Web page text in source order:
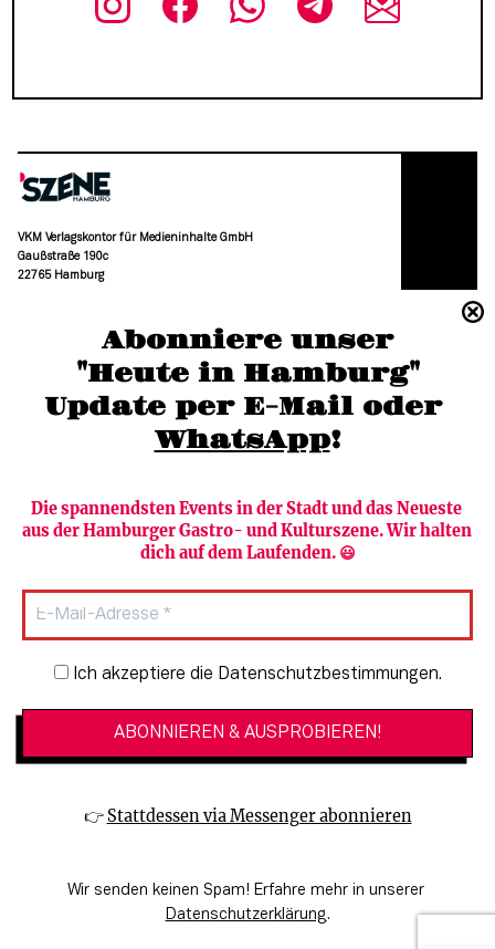
Abonniere unser
"Heute in Hamburg"
Update per E-Mail oder
WhatsApp!
Die spannendsten Events in der Stadt und das Neueste
aus der Hamburger Gastro- und Kulturszene. Wir halten
dich auf dem Laufenden. 😃
Newsletter-Anmeldung
Ich akzeptiere die Datenschutzbestimmungen.
👉 Stattdessen via Messenger abonnieren
Wir senden keinen Spam! Erfahre mehr in unserer
Datenschutzerklärung.
VKM Verlagskontor für Medieninhalte GmbH
Gaußstraße 190c
22765 Hamburg
moc.grubmah-enezs@ofni
Newsletter abonnieren
HAMBURG PUR
🔗 Kinoprogramm
🔗 Genuss-Guide Hamburg
Verlag
Datenschutzbestimmungen